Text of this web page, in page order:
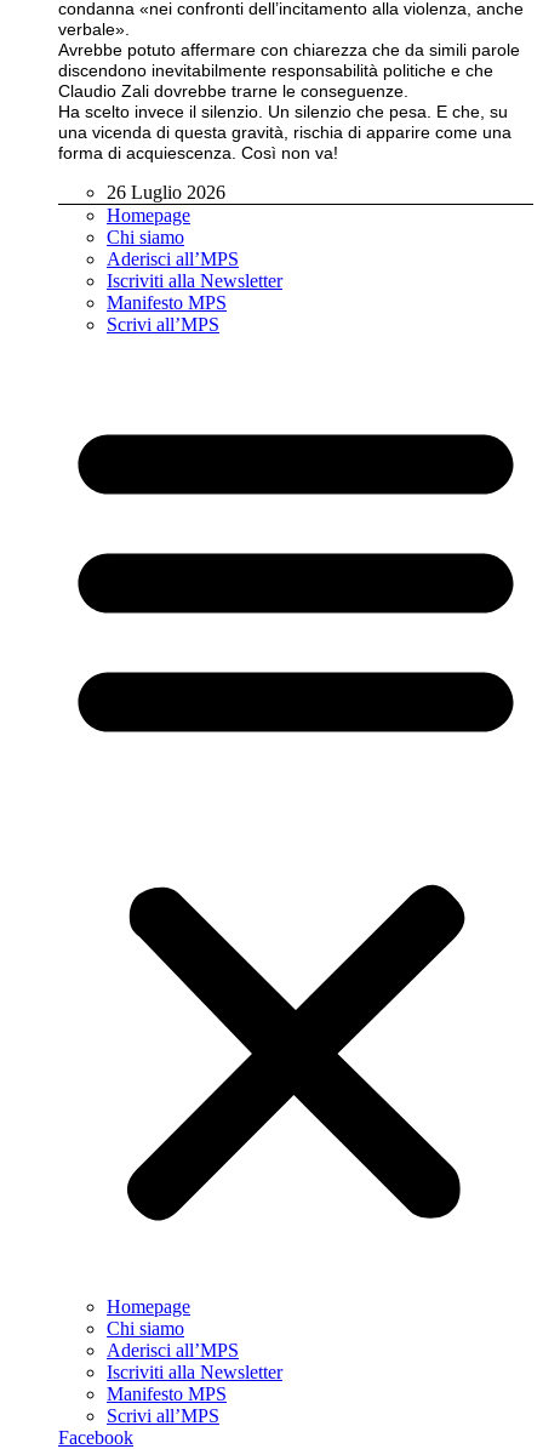
condanna «nei confronti dell’incitamento alla violenza, anche
verbale».
Avrebbe potuto affermare con chiarezza che da simili parole
discendono inevitabilmente responsabilità politiche e che
Claudio Zali dovrebbe trarne le conseguenze.
Ha scelto invece il silenzio. Un silenzio che pesa. E che, su
una vicenda di questa gravità, rischia di apparire come una
forma di acquiescenza. Così non va!
26 Luglio 2026
Homepage
Chi siamo
Aderisci all’MPS
Iscriviti alla Newsletter
Manifesto MPS
Scrivi all’MPS
Homepage
Chi siamo
Aderisci all’MPS
Iscriviti alla Newsletter
Manifesto MPS
Scrivi all’MPS
Facebook